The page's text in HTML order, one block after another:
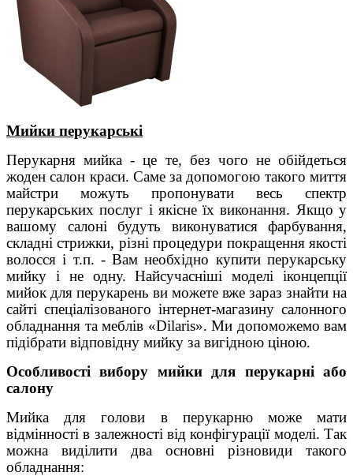
Мийки перукарські
Перукарня мийка - це те, без чого не обійдеться
жоден салон краси. Саме за допомогою такого миття
майстри можуть пропонувати весь спектр
перукарських послуг і якісне їх виконання. Якщо у
вашому салоні будуть виконуватися фарбування,
складні стрижки, різні процедури покращення якості
волосся і т.п. - Вам необхідно купити перукарську
мийку і не одну. Найсучасніші моделі іконцепції
мийок для перукарень ви можете вже зараз знайти на
сайті спеціалізованого інтернет-магазину салонного
обладнання та меблів «Dilaris». Ми допоможемо вам
підібрати відповідну мийку за вигідною ціною.
Особливості вибору мийки для перукарні або
салону
Мийка для голови в перукарню може мати
відмінності в залежності від конфігурації моделі. Так
можна виділити два основні різновиди такого
обладнання: